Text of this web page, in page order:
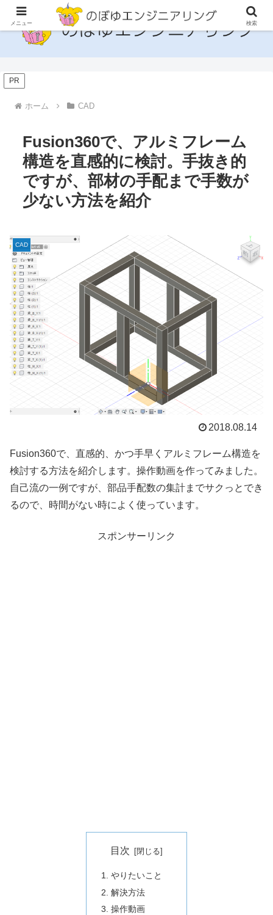
PR
ホーム CAD
Fusion360で、アルミフレーム
構造を直感的に検討。手抜き的
ですが、部材の手配まで手数が
少ない方法を紹介
CAD
2018.08.14
Fusion360で、直感的、かつ手早くアルミフレーム構造を
検討する方法を紹介します。操作動画を作ってみました。
自己流の一例ですが、部品手配数の集計までサクっとでき
るので、時間がない時によく使っています。
スポンサーリンク
目次
やりたいこと
解決方法
操作動画
メニュー 検索